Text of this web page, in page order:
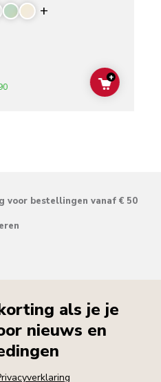
Display more
ADD TO
+
voor bestellingen vanaf € 50
als je je
nieuws en